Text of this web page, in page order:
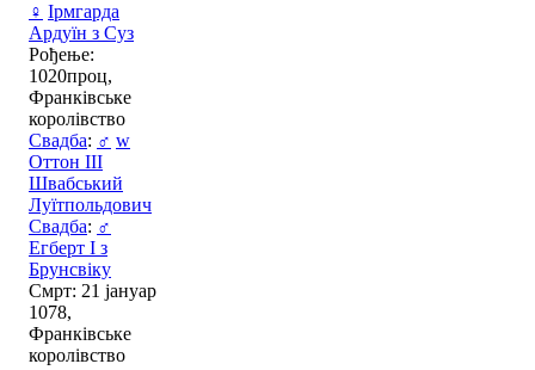
♀ Ірмгарда
Ардуїн з Суз
Рођење:
1020проц,
Франківське
королівство
Свадба: ♂ w
Оттон III
Швабський
Луїтпольдович
Свадба: ♂
Егберт I з
Брунсвіку
Смрт: 21 јануар
1078,
Франківське
королівство